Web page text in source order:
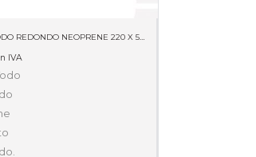
PORTATODO REDONDO NEOPRENE 220 X 50 X 50 59511
IVA